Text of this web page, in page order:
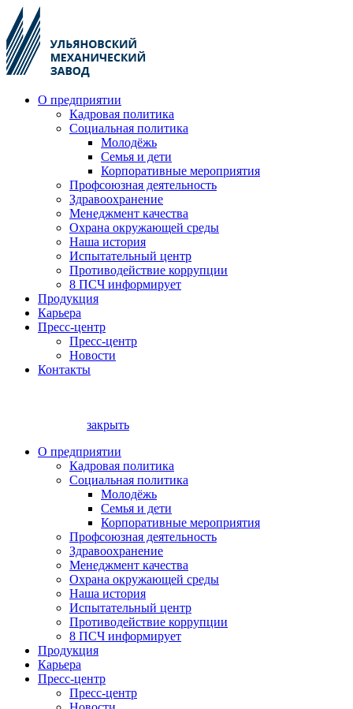
О предприятии
Кадровая политика
Социальная политика
Молодёжь
Семья и дети
Корпоративные мероприятия
Профсоюзная деятельность
Здравоохранение
Менеджмент качества
Охрана окружающей среды
Наша история
Испытательный центр
Противодействие коррупции
8 ПСЧ информирует
Продукция
Карьера
Пресс-центр
Пресс-центр
Новости
Контакты
закрыть
О предприятии
Кадровая политика
Социальная политика
Молодёжь
Семья и дети
Корпоративные мероприятия
Профсоюзная деятельность
Здравоохранение
Менеджмент качества
Охрана окружающей среды
Наша история
Испытательный центр
Противодействие коррупции
8 ПСЧ информирует
Продукция
Карьера
Пресс-центр
Пресс-центр